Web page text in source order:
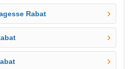
Rabat